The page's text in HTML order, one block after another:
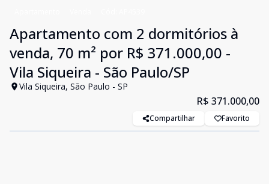
Apartamento com 2 dormitórios à
venda, 70 m² por R$ 371.000,00 -
Vila Siqueira - São Paulo/SP
Vila Siqueira, São Paulo - SP
R$ 371.000,00
Compartilhar Favorito